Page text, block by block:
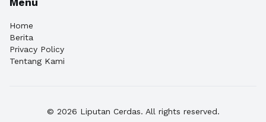
Menu
Home
Berita
Privacy Policy
Tentang Kami
© 2026 Liputan Cerdas. All rights reserved.